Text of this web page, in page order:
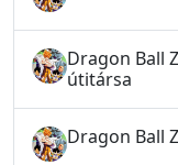
Dragon Ball
útitársa
Dragon Ball